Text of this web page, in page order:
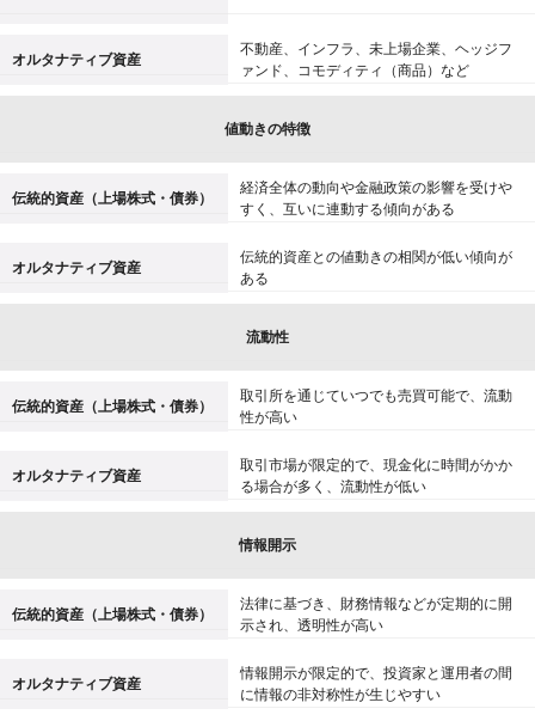
オルタナティブ資産
不動産、インフラ、未上場企業、ヘッジフ
ァンド、コモディティ（商品）など
値動きの特徴
伝統的資産（上場株式・債券）
経済全体の動向や金融政策の影響を受けや
すく、互いに連動する傾向がある
オルタナティブ資産
伝統的資産との値動きの相関が低い傾向が
ある
流動性
伝統的資産（上場株式・債券）
取引所を通じていつでも売買可能で、流動
性が高い
オルタナティブ資産
取引市場が限定的で、現金化に時間がかか
る場合が多く、流動性が低い
情報開示
伝統的資産（上場株式・債券）
法律に基づき、財務情報などが定期的に開
示され、透明性が高い
オルタナティブ資産
情報開示が限定的で、投資家と運用者の間
に情報の非対称性が生じやすい